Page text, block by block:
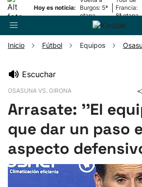
Hoy es noticia:
Burgos: 5ª
etapa
Francia:
8ª etapa
Pelota
Remo
Inicio Fútbol Equipos
Escuchar
OSASUNA VS. GIRONA
Arrasate: ''El
que dar un paso
aspecto